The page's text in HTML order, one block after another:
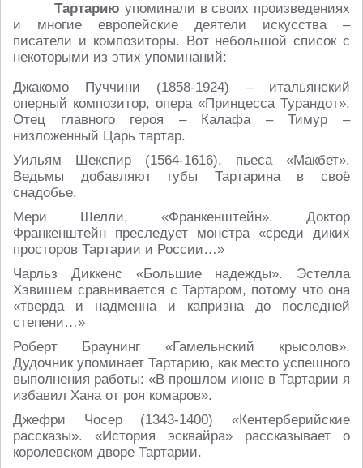
Тартарию упоминали в своих произведениях
и многие европейские деятели искусства –
писатели и композиторы. Вот небольшой список с
некоторыми из этих упоминаний:
Джакомо Пуччини (1858-1924) – итальянский
оперный композитор, опера «Принцесса Турандот».
Отец главного героя – Калафа – Тимур –
низложенный Царь тартар.
Уильям Шекспир (1564-1616), пьеса «Макбет».
Ведьмы добавляют губы Тартарина в своё
снадобье.
Мери Шелли, «Франкенштейн». Доктор
Франкенштейн преследует монстра «среди диких
просторов Тартарии и России…»
Чарльз Диккенс «Большие надежды». Эстелла
Хэвишем сравнивается с Тартаром, потому что она
«тверда и надменна и капризна до последней
степени…»
Роберт Браунинг «Гамельнский крысолов».
Дудочник упоминает Тартарию, как место успешного
выполнения работы: «В прошлом июне в Тартарии я
избавил Хана от роя комаров».
Джефри Чосер (1343-1400) «Кентерберийские
рассказы». «История эсквайра» рассказывает о
королевском дворе Тартарии.